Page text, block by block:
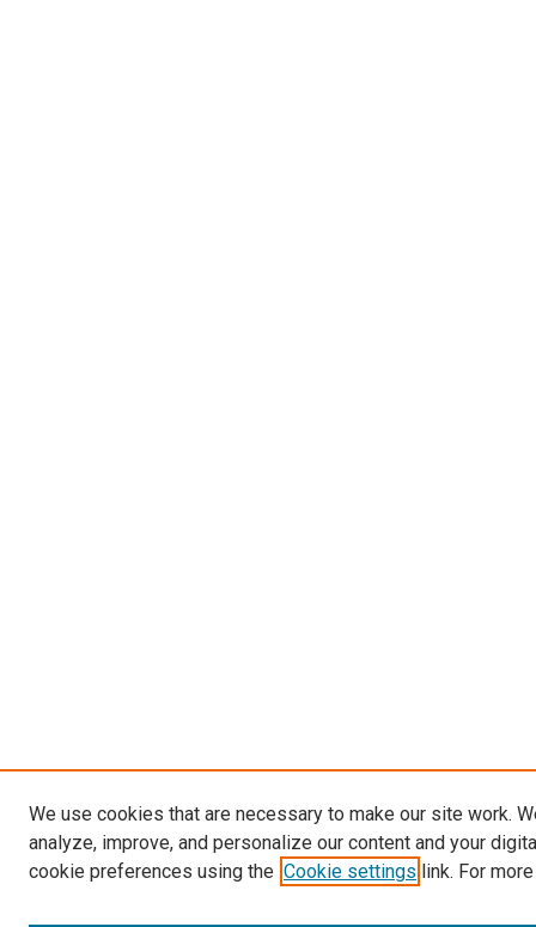
We use cookies that are necessary to make our site work.
analyze, improve, and personalize our content and your
cookie preferences using the Cookie settings link. For